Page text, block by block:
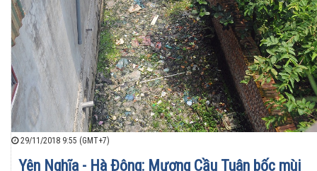
29/11/2018 9:55 (GMT+7)
Yên Nghĩa - Hà Đông: Mương Cầu Tuân bốc mùi